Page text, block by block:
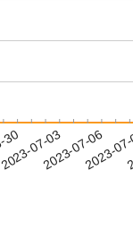
07-03
2023-07-06
2023-